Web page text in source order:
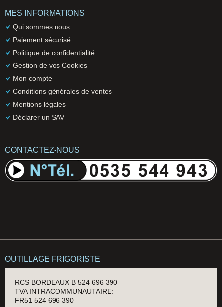
MES INFORMATIONS
Qui sommes nous
Paiement sécurisé
Politique de confidentialité
Gestion de vos Cookies
Mon compte
Conditions générales de ventes
Mentions légales
Déclarer un SAV
CONTACTEZ-NOUS
OUTILLAGE FRIGORISTE
RCS BORDEAUX B 524 696 390
TVA INTRACOMMUNAUTAIRE:
FR51 524 696 390